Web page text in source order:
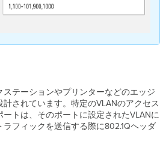
テーションやプリンターなどのエッジ
されています。特定のVLANのアクセス
トは、そのポートに設定されたVLANに
フィックを送信する際に802.1Qヘッダ